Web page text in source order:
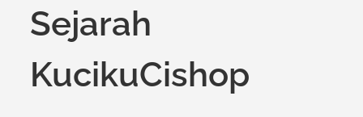
Sejarah
KucikuCishop